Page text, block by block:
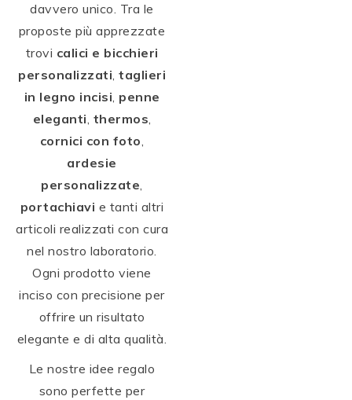
davvero unico. Tra le
proposte più apprezzate
trovi calici e bicchieri
personalizzati, taglieri
in legno incisi, penne
eleganti, thermos,
cornici con foto,
ardesie
personalizzate,
portachiavi e tanti altri
articoli realizzati con cura
nel nostro laboratorio.
Ogni prodotto viene
inciso con precisione per
offrire un risultato
elegante e di alta qualità.
Le nostre idee regalo
sono perfette per